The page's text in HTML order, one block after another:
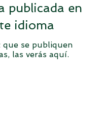
publicada en
idioma
que se publiquen
las verás aquí.